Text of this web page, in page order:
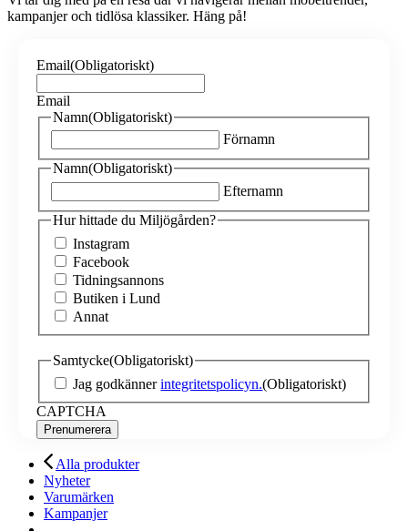
kampanjer och tidlösa klassiker. Häng på!
Email(Obligatoriskt)
Email
Namn(Obligatoriskt)
Förnamn
Namn(Obligatoriskt)
Efternamn
Hur hittade du Miljögården?
Instagram
Facebook
Tidningsannons
Butiken i Lund
Annat
Samtycke(Obligatoriskt)
Jag godkännerintegritetspolicyn.(Obligatoriskt)
CAPTCHA
Alla produkter
Nyheter
Varumärken
Kampanjer